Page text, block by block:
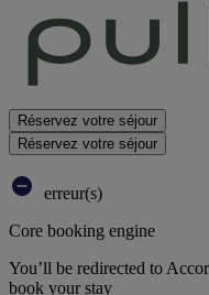
Réservez votre séjour
Réservez votre séjour
erreur(s)
Core booking engine
You’ll be redirected to
book your stay